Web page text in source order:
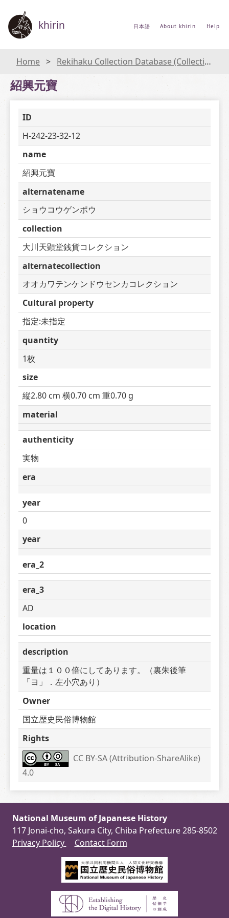
khirin 日本語 About khirin Help
Home Rekihaku Collection Database (Collections Database of the National Museum of Japanese History)
紹興元寶
ID
H-242-23-32-12
name
紹興元寶
alternatename
ショウコウゲンポウ
collection
大川天顕堂銭貨コレクション
alternatecollection
オオカワテンケンドウセンカコレクション
Cultural property
指定:未指定
quantity
1枚
size
縦2.80 cm 横0.70 cm 重0.70 g
material
authenticity
実物
era
year
0
year
era_2
era_3
AD
location
description
重量は１００倍にしてあります。（裏朱後筆
「ヨ」．左小穴あり）
Owner
国立歴史民俗博物館
Rights
CC BY-SA (Attribution-ShareAlike)
4.0
National Museum of Japanese History
117 Jonai-cho, Sakura City, Chiba Prefecture 285-8502
Privacy Policy
Contact Form